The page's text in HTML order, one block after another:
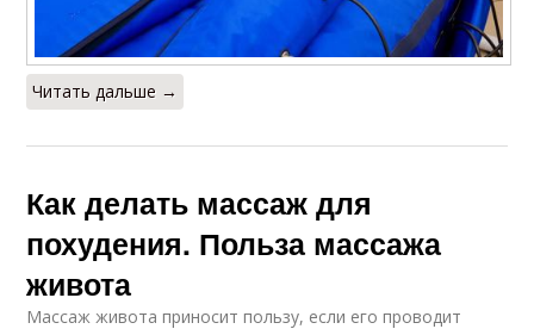
Читать дальше →
Как делать массаж для
похудения. Польза массажа
живота
Массаж живота приносит пользу, если его проводит